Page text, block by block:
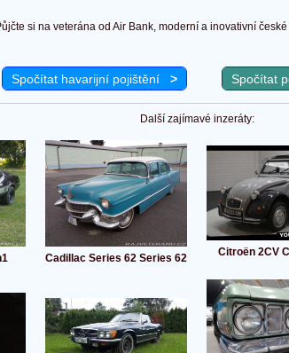
si na veterána od Air Bank, moderní a inovativní české
Spočítat havarijní pojištění > Spočítat
Další zajímavé inzeráty:
Cadillac Series 62 Series 62 Citroën 2CV